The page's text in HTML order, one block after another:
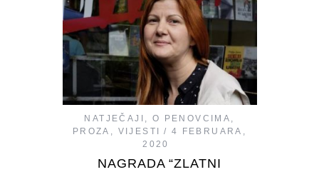
NATJEČAJI , O PENOVCIMA ,
PROZA , VIJESTI
4 FEBRUARA,
2020
NAGRADA “ZLATNI